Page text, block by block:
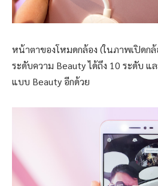
หน้าตาของโหมดกล้อง (ในภาพเปิดก
ระดับความ Beauty ได้ถึง 10 ระดับ แ
แบบ Beauty อีกด้วย